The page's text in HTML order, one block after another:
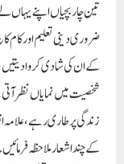
تین چار بچیاں اپنے یہاں
ضروری دینی تعلیم اور کام
کے ان کی شادی کروا دیتیں
شخصیت میں نمایاں نظر
زندگی پر طاری رہے ، علامہ
کے چند اشعار ملاحظہ